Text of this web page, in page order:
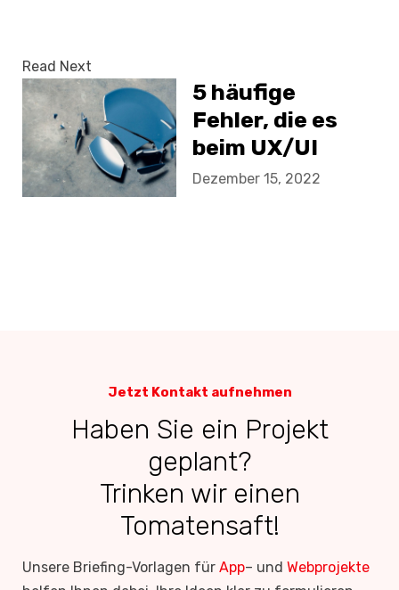
Read Next
5 häufige
Fehler, die es
beim UX/UI
Design zu
Dezember 15, 2022
Jetzt Kontakt aufnehmen
Haben Sie ein Projekt
geplant?
Trinken wir einen
Tomatensaft!
Unsere Briefing-Vorlagen für App– und Webprojekte